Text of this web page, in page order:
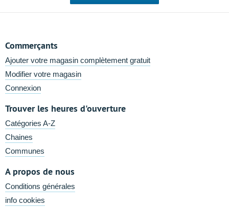
Commerçants
Ajouter votre magasin complètement gratuit
Modifier votre magasin
Connexion
Trouver les heures d'ouverture
Catégories A-Z
Chaines
Communes
A propos de nous
Conditions générales
info cookies